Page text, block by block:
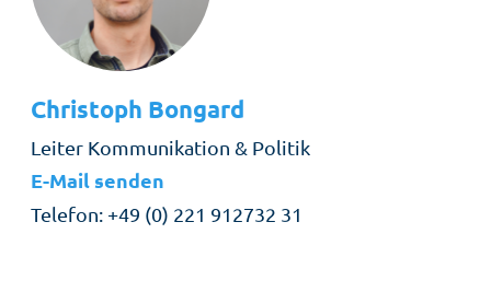
Christoph Bongard
Rolle
Leiter Kommunikation & Politik
E-Mail senden
Telefon +49 (0) 221 912732 31